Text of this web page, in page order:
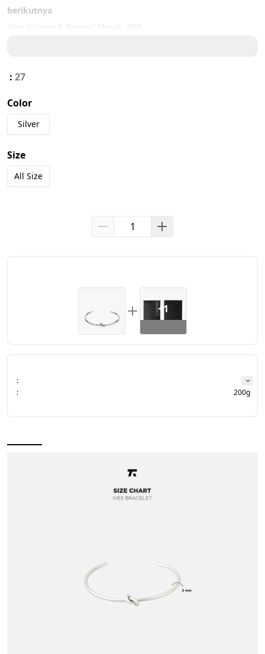
berikutnya
Material:
Size: ADJUSTABLE  (16 - 19 cm)
IMPORTANT NOTICE
Mohon untuk membuat
tertutup, direkam dari awal hingga akhir (tanpa pause atau edit).
Tanpa video unboxing
: 27
Color
Silver
Size
All Size
+1
:
:
200g